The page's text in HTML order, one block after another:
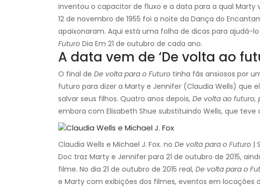
inventou o capacitor de fluxo e a data para a qual Marty
12 de novembro de 1955 foi a noite da Dança do
apaixonaram. Aqui está uma folha de dicas para ajudá-
Futuro Dia Em 21 de outubro de cada ano.
A data vem de ‘De volta ao
O final de De volta para o Futuro tinha fãs ansiosos por
futuro para dizer a Marty e Jennifer (Claudia Wells) que
salvar seus filhos. Quatro anos depois, De volta ao futuro,
embora com Elisabeth Shue substituindo Wells, que
Claudia Wells e Michael J. Fox. no De volta para o Futuro |
Doc traz Marty e Jennifer para 21 de outubro de 2015,
filme. No dia 21 de outubro de 2015 real, De volta para o
e Marty com exibições dos filmes, eventos em